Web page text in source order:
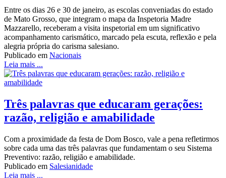
Entre os dias 26 e 30 de janeiro, as escolas conveniadas do estado
de Mato Grosso, que integram o mapa da Inspetoria Madre
Mazzarello, receberam a visita inspetorial em um significativo
acompanhamento carismático, marcado pela escuta, reflexão e pela
alegria própria do carisma salesiano.
Publicado em Nacionais
Leia mais ...
Três palavras que educaram gerações:
razão, religião e amabilidade
Com a proximidade da festa de Dom Bosco, vale a pena refletirmos
sobre cada uma das três palavras que fundamentam o seu Sistema
Preventivo: razão, religião e amabilidade.
Publicado em Salesianidade
Leia mais ...